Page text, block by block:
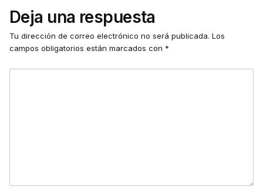
Deja una respuesta
Tu dirección de correo electrónico no será publicada. Los
campos obligatorios están marcados con *